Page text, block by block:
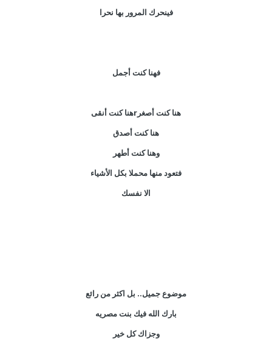
فينحرك المرور بها نحرا
فهنا كنت أجمل
هنا كنت أصغرrهنا كنت أنقى
هنا كنت أصدق
وهنا كنت أطهر
فتعود منها محملا بكل الأشياء
الا نفسك
موضوع جميل.. بل اكثر من رائع
بارك الله فيك بنت مصريه
وجزاك كل خير